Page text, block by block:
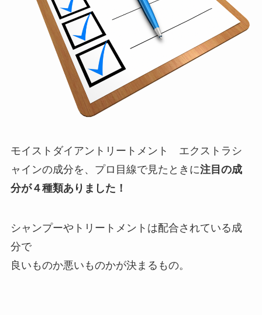
モイストダイアントリートメント エクストラシ
ャインの成分を、プロ目線で見たときに注目の成
分が４種類ありました！
シャンプーやトリートメントは配合されている成
分で
良いものか悪いものかが決まるもの。